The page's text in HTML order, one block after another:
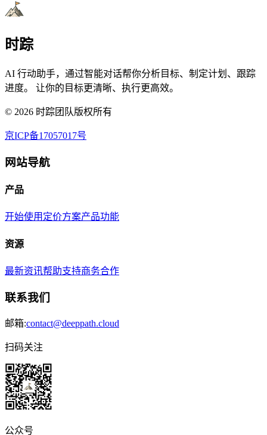
时踪
AI 行动助手，通过智能对话帮你分析目标、制定计划、跟踪
进度。 让你的目标更清晰、执行更高效。
© 2026 时踪团队版权所有
京ICP备17057017号
网站导航
产品
开始使用 定价方案产品功能
资源
最新资讯帮助支持商务合作
联系我们
邮箱:contact@deeppath.cloud
扫码关注
公众号